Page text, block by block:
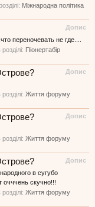
Міжнародна політика
Допис
переночевать не где....
розділі: Піонертабір
Допис
розділі: Життя форуму
Допис
розділі: Життя форуму
Допис
в сугубо
очччень скучно!!!
розділі: Життя форуму